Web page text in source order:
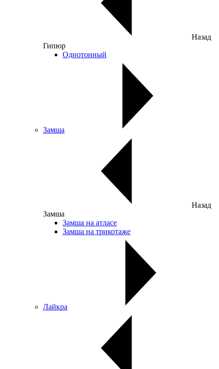
Назад
Гипюр
Однотонный
Замша
Назад
Замша
Замша на атласе
Замша на трикотаже
Лайкра